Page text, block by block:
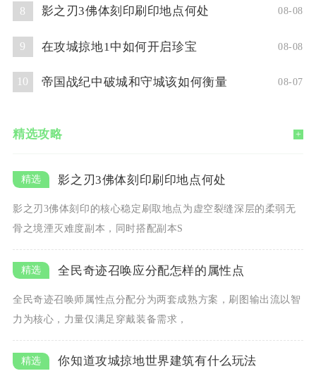
8 影之刃3佛体刻印刷印地点何处 08-08
9 在攻城掠地1中如何开启珍宝 08-08
10 帝国战纪中破城和守城该如何衡量 08-07
精选攻略 +
影之刃3佛体刻印刷印地点何处
影之刃3佛体刻印的核心稳定刷取地点为虚空裂缝深层的柔弱无
骨之境湮灭难度副本，同时搭配副本S
全民奇迹召唤应分配怎样的属性点
全民奇迹召唤师属性点分配分为两套成熟方案，刷图输出流以智
力为核心，力量仅满足穿戴装备需求，
你知道攻城掠地世界建筑有什么玩法